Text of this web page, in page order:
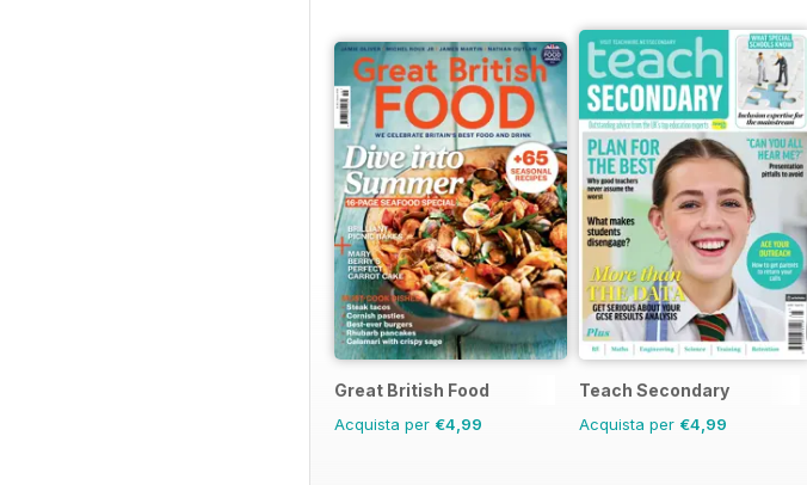
Great British Food
Acquista per €4,99
Teach Secondary
Acquista per €4,99